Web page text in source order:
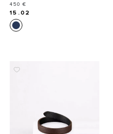
Prix
450 €
15.02